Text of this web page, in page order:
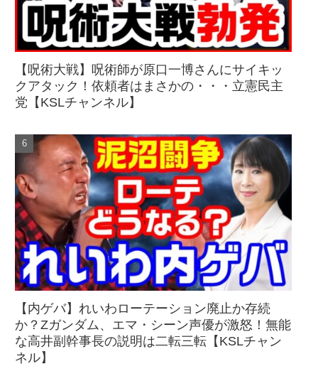
【呪術大戦】呪術師が原口一博さんにサイキッ
クアタック！依頼者はまさかの・・・立憲民主
党【KSLチャンネル】
【内ゲバ】れいわローテーション廃止か存続
か？Zガンダム、エマ・シーン声優が激怒！無能
な高井副幹事長の説明は二転三転【KSLチャン
ネル】